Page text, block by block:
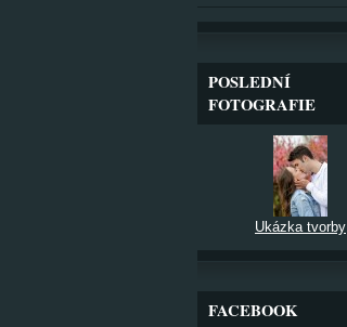
POSLEDNÍ
FOTOGRAFIE
Ukázka tvorby
FACEBOOK